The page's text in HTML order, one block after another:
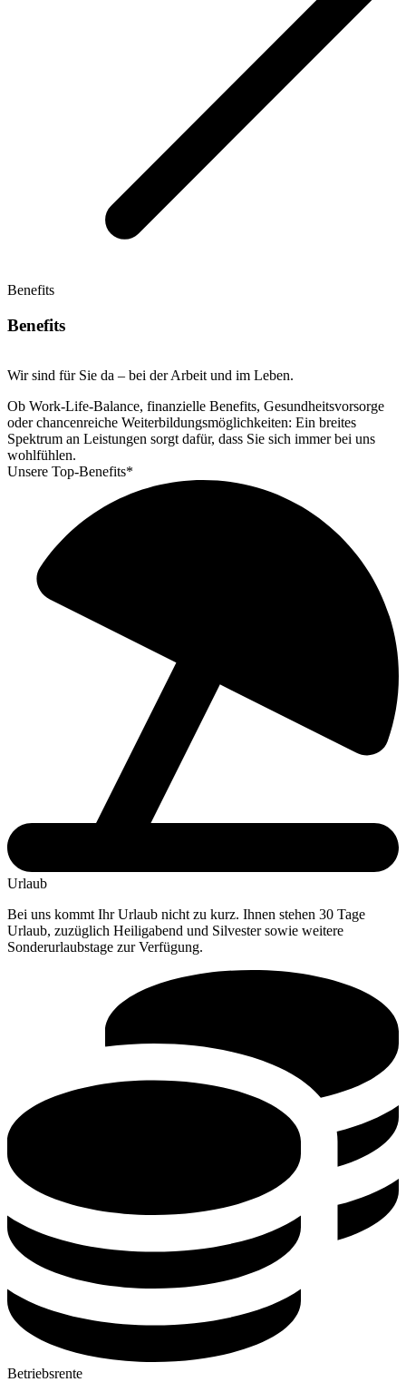
Benefits
Benefits
Wir sind für Sie da – bei der Arbeit und im Leben.
Ob Work-Life-Balance, finanzielle Benefits, Gesundheitsvorsorge
oder chancenreiche Weiterbildungsmöglichkeiten: Ein breites
Spektrum an Leistungen sorgt dafür, dass Sie sich immer bei uns
wohlfühlen.
Unsere Top-Benefits*
Urlaub
Bei uns kommt Ihr Urlaub nicht zu kurz. Ihnen stehen 30 Tage
Urlaub, zuzüglich Heiligabend und Silvester sowie weitere
Sonderurlaubstage zur Verfügung.
Betriebsrente